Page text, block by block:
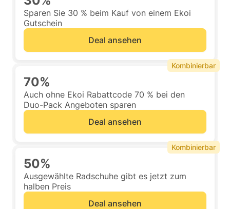
Sparen Sie 30 % beim Kauf von einem Ekoi
Gutschein
Deal ansehen
70%
Auch ohne Ekoi Rabattcode 70 % bei den
Duo-Pack Angeboten sparen
Deal ansehen
Kombinierbar
50%
Ausgewählte Radschuhe gibt es jetzt zum
halben Preis
Deal ansehen
Kombinierbar